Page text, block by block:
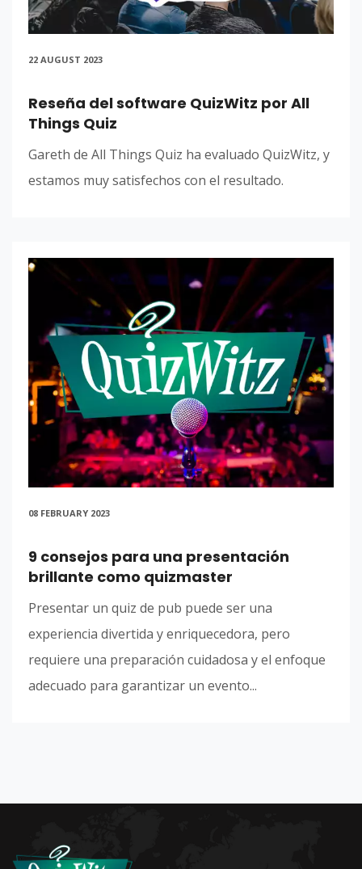
22 AUGUST 2023
Reseña del software QuizWitz por All
Things Quiz
Gareth de All Things Quiz ha evaluado QuizWitz, y
estamos muy satisfechos con el resultado.
08 FEBRUARY 2023
9 consejos para una presentación
brillante como quizmaster
Presentar un quiz de pub puede ser una
experiencia divertida y enriquecedora, pero
requiere una preparación cuidadosa y el enfoque
adecuado para garantizar un evento...